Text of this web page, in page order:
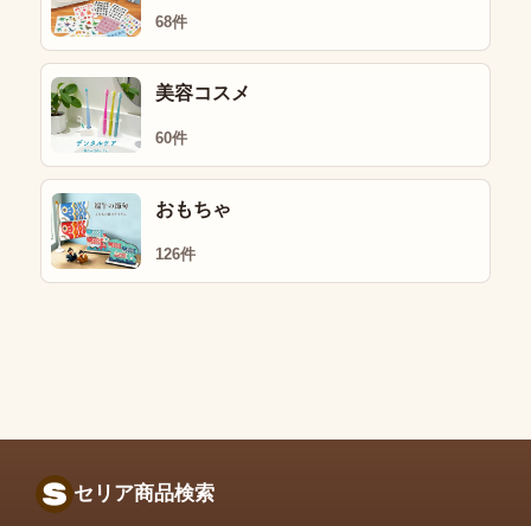
68件
美容コスメ
60件
おもちゃ
126件
セリア商品検索